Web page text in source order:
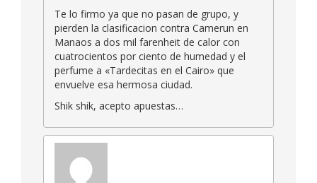
Te lo firmo ya que no pasan de grupo, y
pierden la clasificacion contra Camerun en
Manaos a dos mil farenheit de calor con
cuatrocientos por ciento de humedad y el
perfume a «Tardecitas en el Cairo» que
envuelve esa hermosa ciudad.
Shik shik, acepto apuestas…